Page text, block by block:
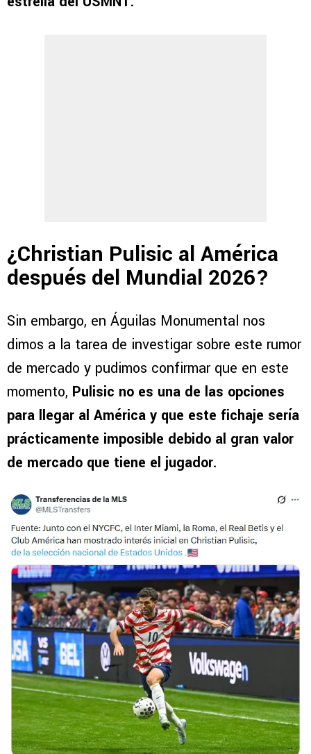
¿Christian Pulisic al América
después del Mundial 2026?
Sin embargo, en Águilas Monumental nos
dimos a la tarea de investigar sobre este rumor
de mercado y pudimos confirmar que en este
momento, Pulisic no es una de las opciones
para llegar al América y que este fichaje sería
prácticamente imposible debido al gran valor
de mercado que tiene el jugador.